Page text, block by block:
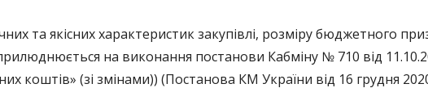
БЛАНК ПОВІДОМЛЕННЯ ПРО
КОРУПЦІЮ
ВИКРИВАЧАМ КОРУПЦІЇ
та якісних характеристик закупівлі, розміру бюджетного
на виконання постанови Кабміну № 710 від
коштів» (зі змінами)) (Постанова КМ України від 16 грудня